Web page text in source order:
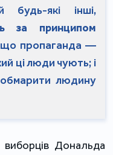
будь-які інші,
за принципом
пропаганда —
ці люди чують; і
людину
Дональда